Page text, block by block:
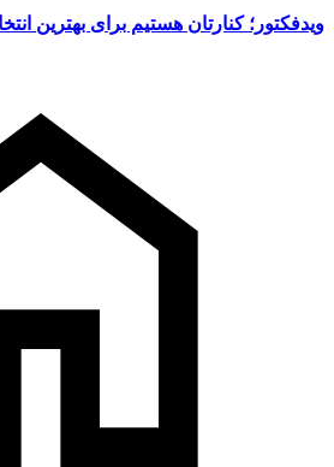
ویدفکتور؛ کنارتان هستیم برای بهترین